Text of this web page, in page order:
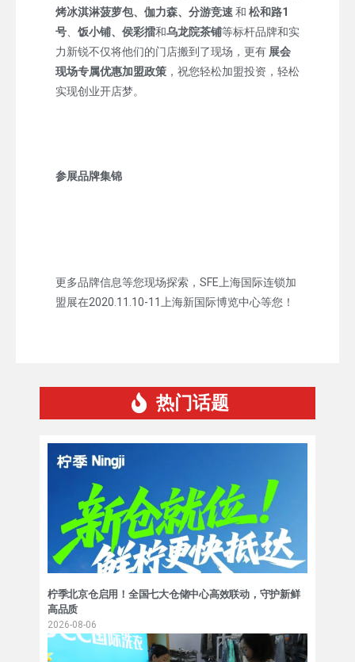
烤冰淇淋菠萝包、伽力森、分游竞速和 松和路1
号
饭小铺、侯彩擂和乌龙院茶铺等标杆品牌和实
力新锐不仅将他们的门店搬到了现场，更有 展会
现场专属优惠加盟政策 ，祝您轻松加盟投资，轻松
实现创业开店梦。
参展品牌集锦
更多品牌信息等您现场探索，SFE上海国际连锁加
盟展在2020.11.10-11上海新国际博览中心等您！
热门话题
柠季北京仓启用！全国七大仓储中心高效联动，守护新鲜
高品质
2026-08-06